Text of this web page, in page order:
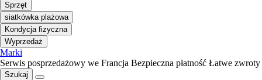
Sprzęt
siatkówka plażowa
Kondycja fizyczna
Wyprzedaż
Marki
Serwis posprzedażowy we Francja Bezpieczna płatność Łatwe zwroty
Szukaj